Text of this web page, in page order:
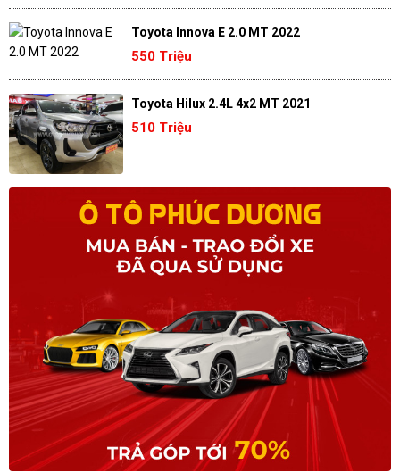
Toyota Innova E 2.0 MT 2022
550 Triệu
Toyota Hilux 2.4L 4x2 MT 2021
510 Triệu